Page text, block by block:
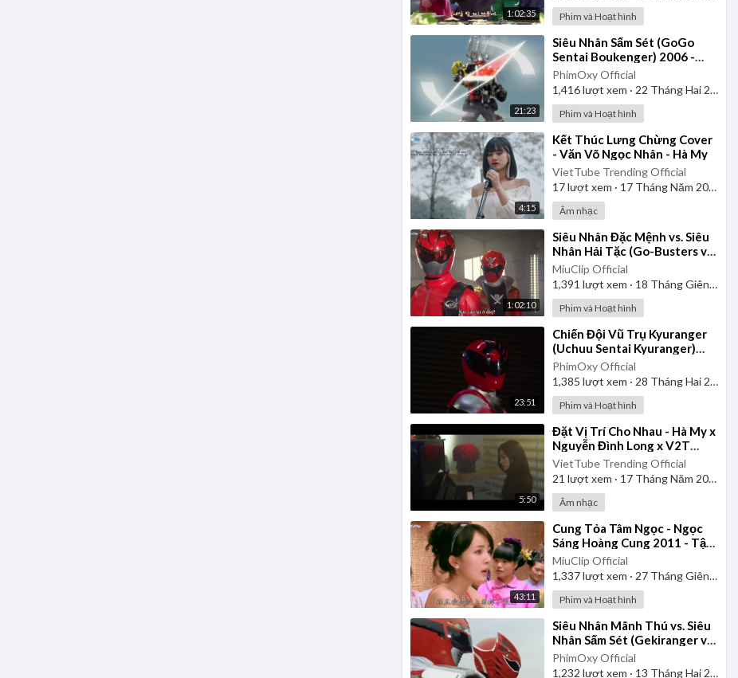
1:02:35 Phim và Hoạt hình
21:23
⁣Siêu Nhân Sấm Sét (GoGo
Sentai Boukenger) 2006 -
Tập 2 | Thuyết Minh
PhimOxy Official
1,416lượt xem · 22 Tháng Hai 2025
Phim và Hoạt hình
4:15
⁣Kết Thúc Lưng Chừng Cover
- Văn Võ Ngọc Nhân - Hà My
VietTube Trending Official
17lượt xem · 17 Tháng Năm 2026
Âm nhạc
1:02:10
⁣Siêu Nhân Đặc Mệnh vs. Siêu
Nhân Hải Tặc (Go-Busters vs.
Gokaiger) | Vietsub
MiuClip Official
1,391 lượt xem · 18 Tháng Giêng 2025
Phim và Hoạt hình
23:51
⁣Chiến Đội Vũ Trụ Kyuranger
(Uchuu Sentai Kyuranger)
2017 - Tập 1 | Thuyết Minh
PhimOxy Official
1,385 lượt xem · 28 Tháng Hai 2025
Phim và Hoạt hình
5:50
⁣Đặt Vị Trí Cho Nhau - Hà My x
Nguyễn Đình Long x V2T
Media | Official Music Video
VietTube Trending Official
21 lượt xem · 17 Tháng Năm 2026
Âm nhạc
43:11
⁣Cung Tỏa Tâm Ngọc - Ngọc
Sáng Hoàng Cung 2011 - Tập
1 | Thuyết Minh
MiuClip Official
1,337lượt xem · 27 Tháng Giêng 2025
Phim và Hoạt hình
⁣Siêu Nhân Mãnh Thú vs. Siêu
Nhân Sấm Sét (Gekiranger vs.
Boukenger) 2008 | Vietsub
PhimOxy Official
1,232 lượt xem · 13 Tháng Hai 2025